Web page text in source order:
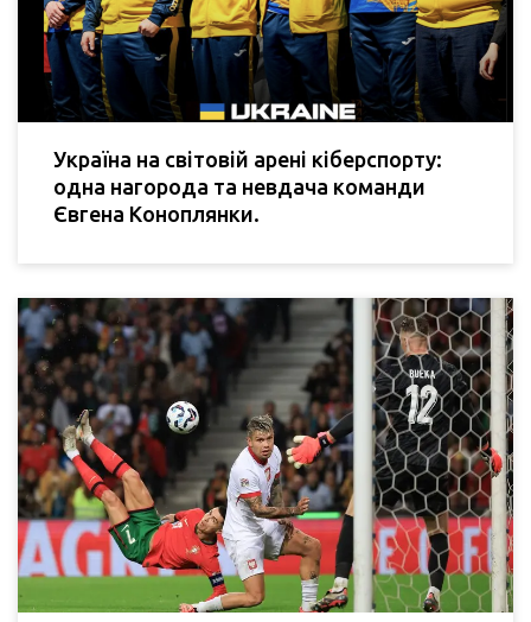
Україна на світовій арені кіберспорту:
одна нагорода та невдача команди
Євгена Коноплянки.